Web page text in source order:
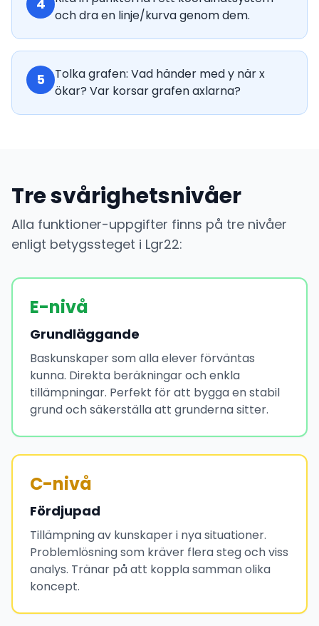
4
och dra en linje/kurva genom dem.
5
Tolka grafen: Vad händer med y när x
ökar? Var korsar grafen axlarna?
Tre svårighetsnivåer
Alla funktioner-uppgifter finns på tre nivåer
enligt betygssteget i Lgr22:
E-nivå
Grundläggande
Baskunskaper som alla elever förväntas
kunna. Direkta beräkningar och enkla
tillämpningar. Perfekt för att bygga en stabil
grund och säkerställa att grunderna sitter.
C-nivå
Fördjupad
Tillämpning av kunskaper i nya situationer.
Problemlösning som kräver flera steg och viss
analys. Tränar på att koppla samman olika
koncept.